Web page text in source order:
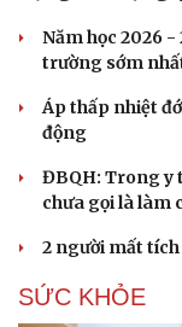
Săn Tour
check-in
Năm học 2026 -
trường sớm
Áp thấp nhiệt
động
ĐBQH: Trong y
chưa gọi là làm
2 người mất
SỨC KHỎE